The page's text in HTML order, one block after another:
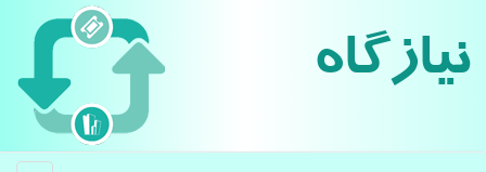
نیازگاه